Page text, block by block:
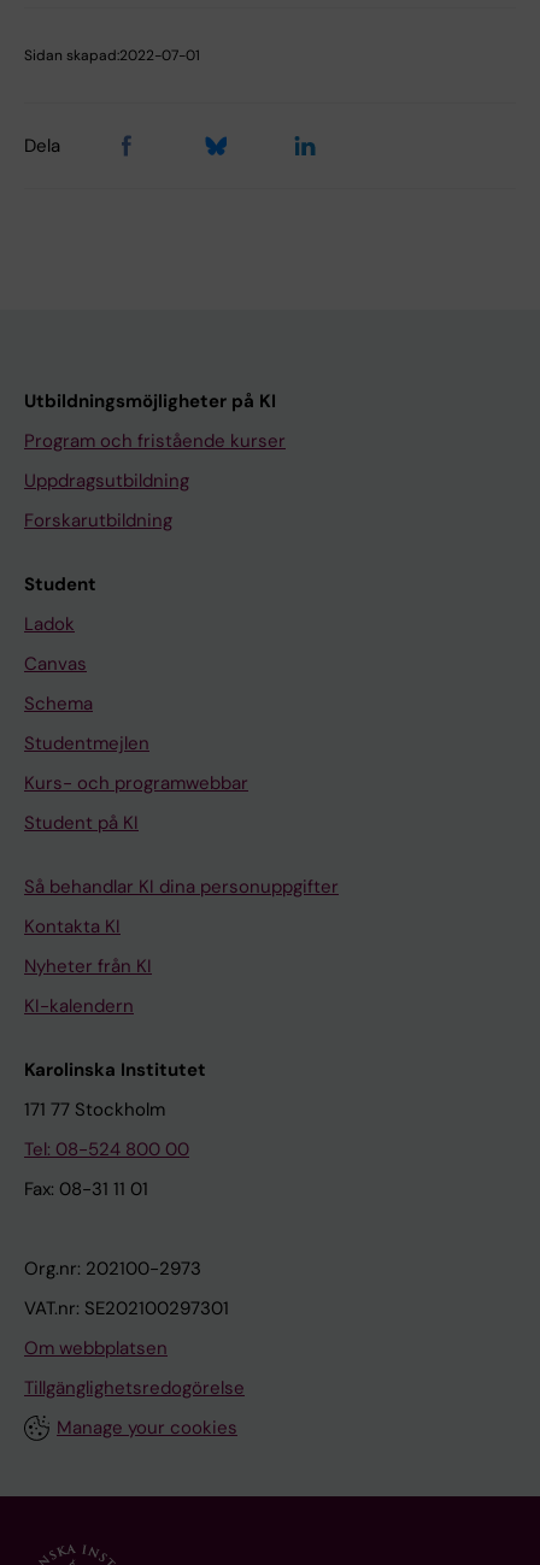
Sidan skapad:2022-07-01
Dela
Utbildningsmöjligheter på KI
Program och fristående kurser
Uppdragsutbildning
Forskarutbildning
Student
Ladok
Canvas
Schema
Studentmejlen
Kurs- och programwebbar
Student på KI
Så behandlar KI dina personuppgifter
Kontakta KI
Nyheter från KI
KI-kalendern
Karolinska Institutet
171 77 Stockholm
Tel: 08-524 800 00
Fax: 08-31 11 01
Org.nr: 202100-2973
VAT.nr: SE202100297301
Om webbplatsen
Tillgänglighetsredogörelse
Manage your cookies